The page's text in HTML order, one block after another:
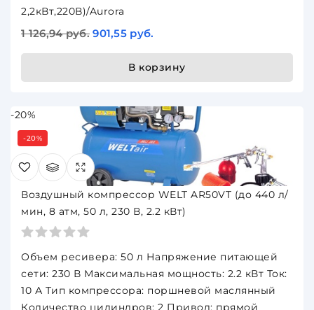
2,2кВт,220В)/Aurora
1 126,94 руб. 901,55 руб.
В корзину
-20%
-20%
Воздушный компрессор WELT AR50VT (до 440 л/
мин, 8 атм, 50 л, 230 В, 2.2 кВт)
Объем ресивера: 50 л Напряжение питающей
сети: 230 В Максимальная мощность: 2.2 кВт Ток:
10 А Тип компрессора: поршневой маслянный
Количество цилиндров: 2 Привод: прямой